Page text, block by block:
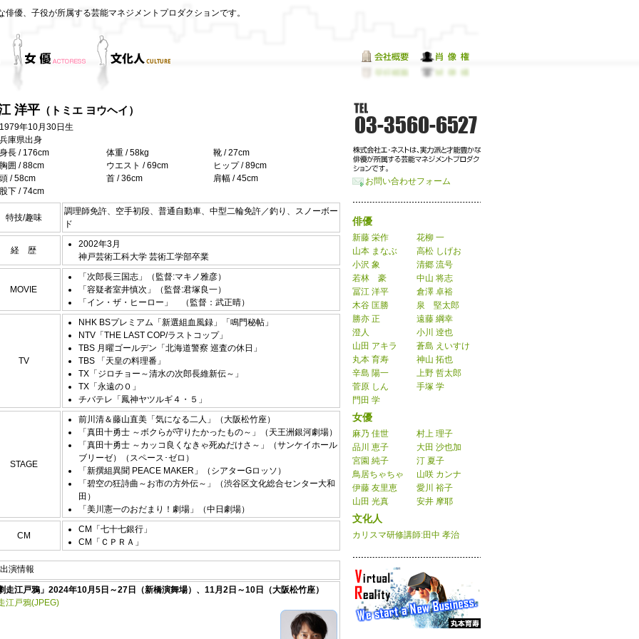
優、子役が所属する芸能マネジメントプロダクションです。
洋平 （トミエ ヨウヘイ）
1979年10月30日生
兵庫県出身
身長 / 176cm
体重 / 58kg
靴 / 27cm
胸囲 / 88cm
ウエスト / 69cm
ヒップ / 89cm
頭 / 58cm
首 / 36cm
肩幅 / 45cm
股下 / 74cm
特技/趣味
調理師免許、空手初段、普通自動車、中型二輪免許／釣り、スノーボー
ド
経 歴
2002年3月
神戸芸術工科大学 芸術工学部卒業
MOVIE
「次郎長三国志」（監督:マキノ雅彦）
「容疑者室井慎次」（監督:君塚良一）
「イン・ザ・ヒーロー」 （監督：武正晴）
TV
NHK BSプレミアム「新選組血風録」「鳴門秘帖」
NTV「THE LAST COP/ラストコップ」
TBS 月曜ゴールデン「北海道警察 巡査の休日」
TBS 「天皇の料理番」
TX「ジロチョー～清水の次郎長維新伝～」
TX「永遠の０」
チバテレ「鳳神ヤツルギ４・５」
STAGE
前川清＆藤山直美「気になる二人」（大阪松竹座）
「真田十勇士 ～ボクらが守りたかったもの～」（天王洲銀河劇場）
「真田十勇士 ～カッコ良くなきゃ死ぬだけさ～」（サンケイホール
ブリーゼ）（スペース･ゼロ）
「新撰組異聞 PEACE MAKER」（シアターGロッソ）
「碧空の狂詩曲～お市の方外伝～」（渋谷区文化総合センター大和
田）
「美川憲一のおだまり！劇場」（中日劇場）
CM
CM「七十七銀行」
CM「ＣＰＲＡ」
出演情報
走江戸鴉」2024年10月5日～27日（新橋演舞場）、11月2日～10日（大阪松竹座）
江戸鴉(JPEG)
お問い合わせフォーム
俳優
新藤 栄作
花柳 一
山本 まなぶ
高松 しげお
小沢 象
清郷 流号
若林 豪
中山 将志
冨江 洋平
倉澤 卓裕
木谷 匡勝
泉 堅太郎
勝亦 正
遠藤 綱幸
澄人
小川 逹也
山田 アキラ
蒼島 えいすけ
丸本 育寿
神山 拓也
辛島 陽一
上野 哲太郎
菅原 しん
手塚 学
門田 学
女優
麻乃 佳世
村上 理子
品川 恵子
大田 沙也加
宮園 純子
汀 夏子
鳥居ちゃちゃ
山咲 カンナ
伊藤 友里恵
愛川 裕子
山田 光真
安井 摩耶
文化人
カリスマ研修講師:田中 孝治